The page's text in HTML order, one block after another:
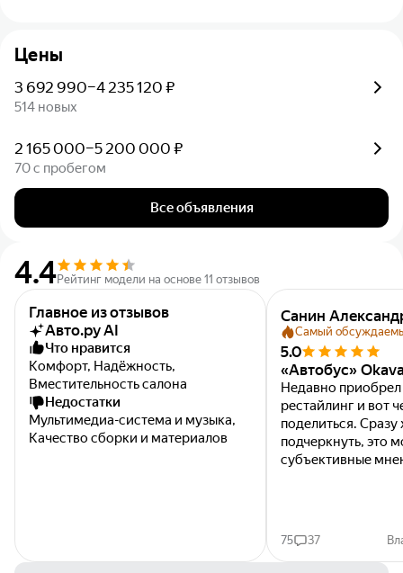
Цены
3 692 990–4 235 120 ₽
514 новых
2 165 000–5 200 000 ₽
70 с пробегом
Все объявления
4.4Рейтинг модели на основе 11 отзывов
Главное из отзывов
Авто.ру AI
Что нравится
Комфорт, Надёжность,
Вместительность салона
Недостатки
Мультимедиа-система и музыка,
Качество сборки и материалов
Санин
Самый
5.0
«Автобус»
Недавно
рестайлинг и вот
поделиться. Сразу
подчеркнуть, это
субъективные
75 37